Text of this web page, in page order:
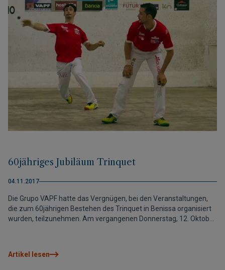
60jähriges Jubiläum Trinquet
04.11.2017
Die Grupo VAPF hatte das Vergnügen, bei den Veranstaltungen,
die zum 60jährigen Bestehen des Trinquet in Benissa organisiert
wurden, teilzunehmen. Am vergangenen Donnerstag, 12. Oktober,
Veranstaltung wurde natürlich auch gut gegessen: "Putxero de
Artikel lesen